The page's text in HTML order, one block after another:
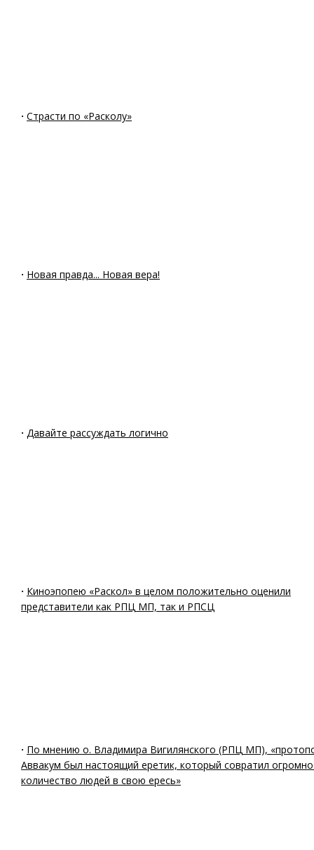
· Страсти по «Расколу»
· Новая правда... Новая вера!
· Давайте рассуждать логично
· Киноэпопею «Раскол» в целом положительно оценили
представители как РПЦ МП, так и РПСЦ
· По мнению о. Владимира Вигилянского (РПЦ МП),
Аввакум был настоящий еретик, который совратил
количество людей в свою ересь»